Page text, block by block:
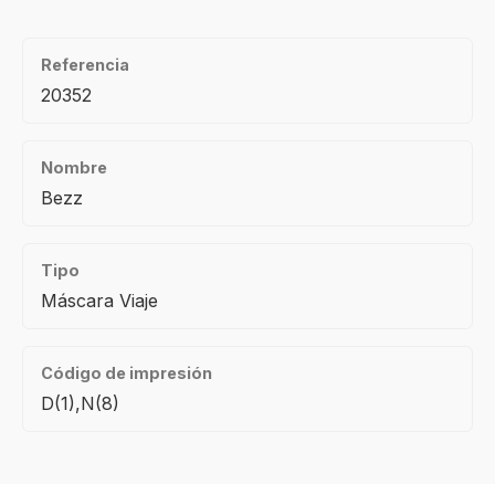
Referencia
20352
Nombre
Bezz
Tipo
Máscara Viaje
Código de impresión
D(1),N(8)